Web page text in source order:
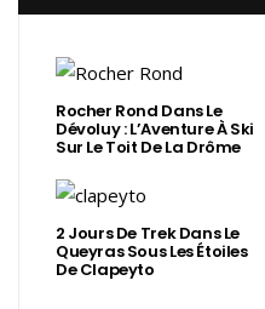
Rocher Rond Dans Le
Dévoluy : L’Aventure À Ski
Sur Le Toit De La Drôme
2 Jours De Trek Dans Le
Queyras Sous Les Étoiles
De Clapeyto